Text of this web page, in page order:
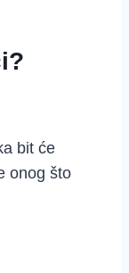
bit će
onog što